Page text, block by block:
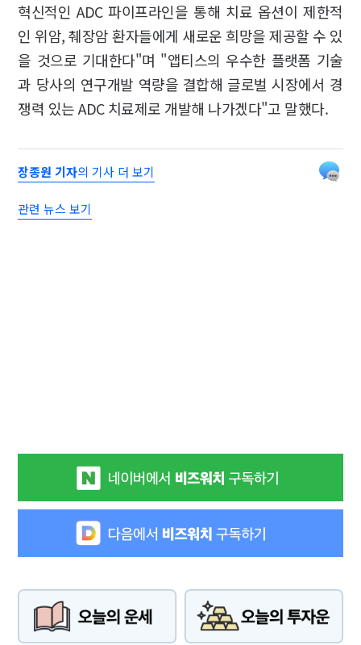
혁신적인 ADC 파이프라인을 통해 치료 옵션이 제한적
인 위암, 췌장암 환자들에게 새로운 희망을 제공할 수 있
을 것으로 기대한다"며 "앱티스의 우수한 플랫폼 기술
과 당사의 연구개발 역량을 결합해 글로벌 시장에서 경
쟁력 있는 ADC 치료제로 개발해 나가겠다"고 말했다.
장종원 기자의 기사 더 보기
관련 뉴스 보기